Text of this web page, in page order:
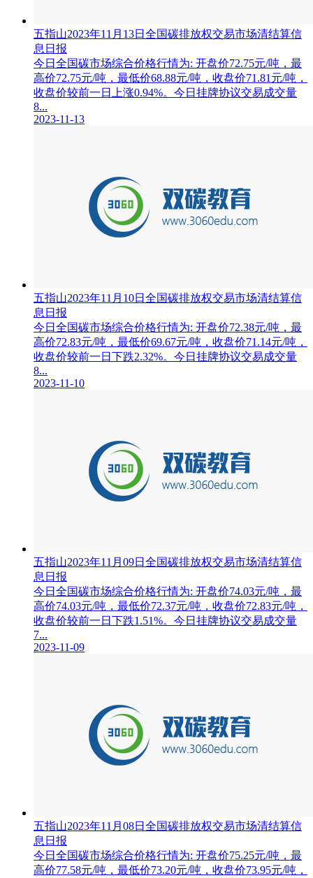
五指山2023年11月13日全国碳排放权交易市场清结算信
息日报
今日全国碳市场综合价格行情为: 开盘价72.75元/吨，最
高价72.75元/吨，最低价68.88元/吨，收盘价71.81元/吨，
收盘价较前一日上涨0.94%。今日挂牌协议交易成交量
8...
2023-11-13
五指山2023年11月10日全国碳排放权交易市场清结算信
息日报
今日全国碳市场综合价格行情为: 开盘价72.38元/吨，最
高价72.83元/吨，最低价69.67元/吨，收盘价71.14元/吨，
收盘价较前一日下跌2.32%。今日挂牌协议交易成交量
8...
2023-11-10
五指山2023年11月09日全国碳排放权交易市场清结算信
息日报
今日全国碳市场综合价格行情为: 开盘价74.03元/吨，最
高价74.03元/吨，最低价72.37元/吨，收盘价72.83元/吨，
收盘价较前一日下跌1.51%。今日挂牌协议交易成交量
7...
2023-11-09
五指山2023年11月08日全国碳排放权交易市场清结算信
息日报
今日全国碳市场综合价格行情为: 开盘价75.25元/吨，最
高价77.58元/吨，最低价73.20元/吨，收盘价73.95元/吨，